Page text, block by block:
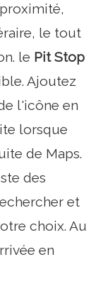
le tout
le Pit Stop
Ajoutez
l'icône en
lorsque
de Maps.
des
et
choix. Au
en